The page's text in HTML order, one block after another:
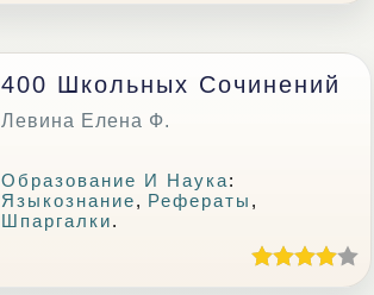
400 Школьных Сочинений
Левина Елена Ф.
Образование И Наука:
Языкознание, Рефераты ,
Шпаргалки.